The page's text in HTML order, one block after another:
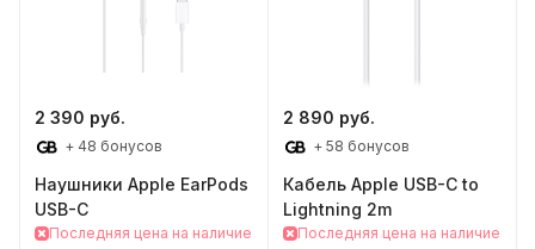
2 390 руб.
+ 48 бонусов
Наушники Apple EarPods
USB-C
Последняя цена на наличие
2 890 руб.
+ 58 бонусов
Кабель Apple USB-C to
Lightning 2m
Последняя цена на наличие